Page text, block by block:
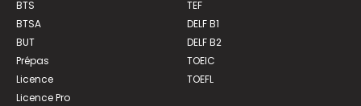
BTS
BTSA
BUT
Prépas
Licence
Licence Pro
TEF
DELF B1
DELF B2
TOEIC
TOEFL